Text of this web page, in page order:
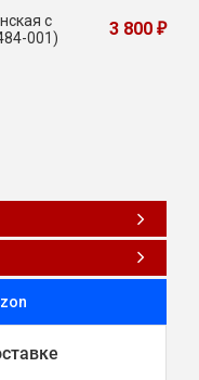
с
001)
3 800 ₽